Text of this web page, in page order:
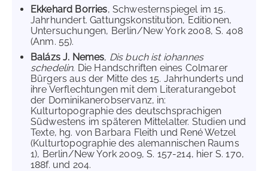
Ekkehard Borries, Schwesternspiegel im 15.
Jahrhundert. Gattungskonstitution, Editionen,
Untersuchungen, Berlin/New York 2008, S. 408
(Anm. 55).
Balázs J. Nemes, Dis buch ist iohannes
schedelin. Die Handschriften eines Colmarer
Bürgers aus der Mitte des 15. Jahrhunderts und
ihre Verflechtungen mit dem Literaturangebot
der Dominikanerobservanz, in:
Kulturtopographie des deutschsprachigen
Südwestens im späteren Mittelalter. Studien und
Texte, hg. von Barbara Fleith und René Wetzel
(Kulturtopographie des alemannischen Raums
1), Berlin/New York 2009, S. 157-214, hier S. 170,
188f. und 204.